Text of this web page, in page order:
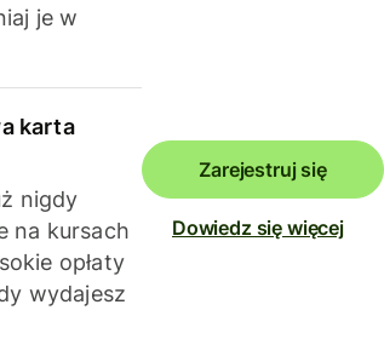
je w
karta
nigdy
na kursach
opłaty
wydajesz
Zarejestruj się
Dowiedz się więcej